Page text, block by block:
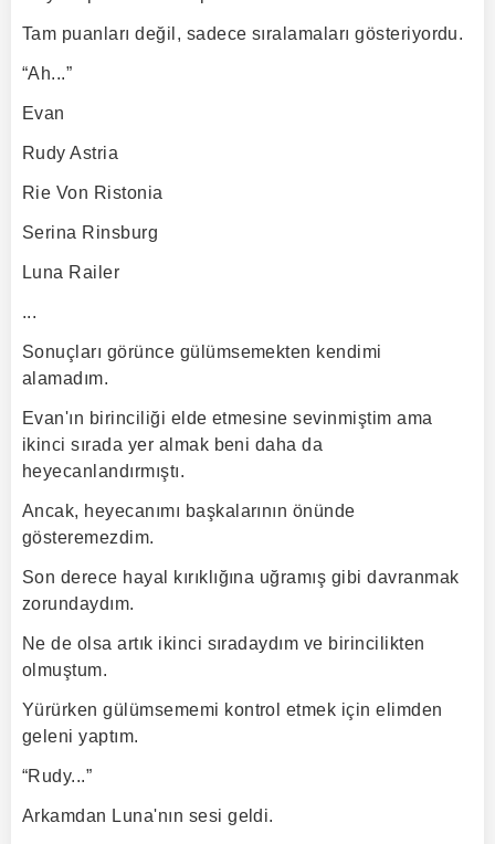
Tam puanları değil, sadece sıralamaları gösteriyordu.
“Ah...”
Evan
Rudy Astria
Rie Von Ristonia
Serina Rinsburg
Luna Railer
...
Sonuçları görünce gülümsemekten kendimi
alamadım.
Evan'ın birinciliği elde etmesine sevinmiştim ama
ikinci sırada yer almak beni daha da
heyecanlandırmıştı.
Ancak, heyecanımı başkalarının önünde
gösteremezdim.
Son derece hayal kırıklığına uğramış gibi davranmak
zorundaydım.
Ne de olsa artık ikinci sıradaydım ve birincilikten
olmuştum.
Yürürken gülümsememi kontrol etmek için elimden
geleni yaptım.
“Rudy...”
Arkamdan Luna'nın sesi geldi.